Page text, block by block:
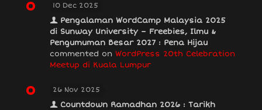
10 Dec 2025
Pengalaman WordCamp Malaysia 2025
di Sunway University – Freebies, Ilmu &
Pengumuman Besar 2027 : Pena Hijau
commented on WordPress 20th Celebration
Meetup di Kuala Lumpur
26 Nov 2025
Countdown Ramadhan 2026 : Tarikh